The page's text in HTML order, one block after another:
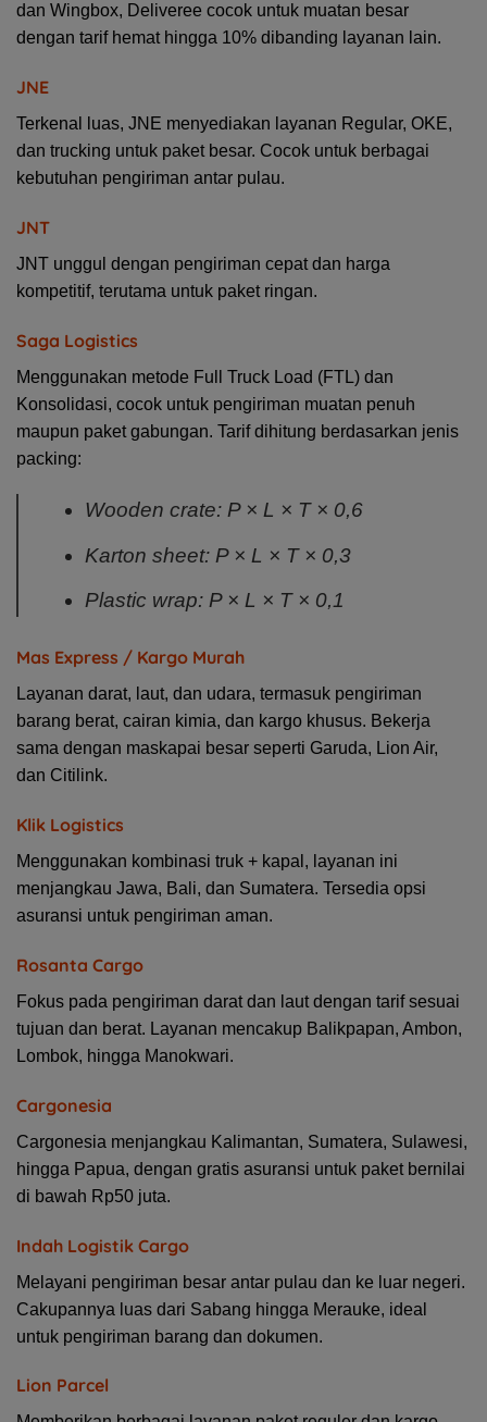
dan Wingbox, Deliveree cocok untuk muatan besar
dengan tarif hemat hingga 10% dibanding layanan lain.
JNE
Terkenal luas, JNE menyediakan layanan Regular, OKE,
dan trucking untuk paket besar. Cocok untuk berbagai
kebutuhan pengiriman antar pulau.
JNT
JNT unggul dengan pengiriman cepat dan harga
kompetitif, terutama untuk paket ringan.
Saga Logistics
Menggunakan metode Full Truck Load (FTL) dan
Konsolidasi, cocok untuk pengiriman muatan penuh
maupun paket gabungan. Tarif dihitung berdasarkan jenis
packing:
Wooden crate: P × L × T × 0,6
Karton sheet: P × L × T × 0,3
Plastic wrap: P × L × T × 0,1
Mas Express / Kargo Murah
Layanan darat, laut, dan udara, termasuk pengiriman
barang berat, cairan kimia, dan kargo khusus. Bekerja
sama dengan maskapai besar seperti Garuda, Lion Air,
dan Citilink.
Klik Logistics
Menggunakan kombinasi truk + kapal, layanan ini
menjangkau Jawa, Bali, dan Sumatera. Tersedia opsi
asuransi untuk pengiriman aman.
Rosanta Cargo
Fokus pada pengiriman darat dan laut dengan tarif sesuai
tujuan dan berat. Layanan mencakup Balikpapan, Ambon,
Lombok, hingga Manokwari.
Cargonesia
Cargonesia menjangkau Kalimantan, Sumatera, Sulawesi,
hingga Papua, dengan gratis asuransi untuk paket bernilai
di bawah Rp50 juta.
Indah Logistik Cargo
Melayani pengiriman besar antar pulau dan ke luar negeri.
Cakupannya luas dari Sabang hingga Merauke, ideal
untuk pengiriman barang dan dokumen.
Lion Parcel